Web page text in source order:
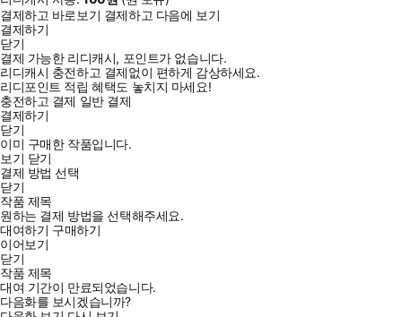
결제하고 바로보기 결제하고 다음에 보기
결제하기
닫기
결제 가능한 리디캐시, 포인트가 없습니다.
리디캐시 충전하고 결제없이 편하게 감상하세요.
리디포인트 적립 혜택도 놓치지 마세요!
충전하고 결제 일반 결제
결제하기
닫기
이미 구매한 작품입니다.
보기 닫기
결제 방법 선택
닫기
작품 제목
원하는 결제 방법을 선택해주세요.
대여하기 구매하기
이어보기
닫기
작품 제목
대여 기간이 만료되었습니다.
다음화를 보시겠습니까?